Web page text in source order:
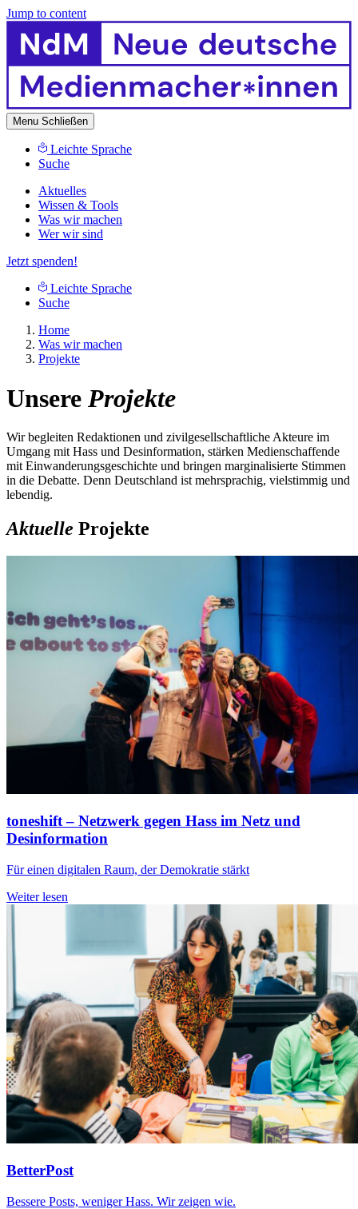
Jump to content
Menu Schließen
Leichte Sprache
Suche
Aktuelles
Wissen & Tools
Was wir machen
Wer wir sind
Jetzt spenden!
Leichte Sprache
Suche
Home
Was wir machen
Projekte
Unsere Projekte
Wir begleiten Redaktionen und zivilgesellschaftliche Akteure im
Umgang mit Hass und Desinformation, stärken Medienschaffende
mit Einwanderungsgeschichte und bringen marginalisierte Stimmen
in die Debatte. Denn Deutschland ist mehrsprachig, vielstimmig und
lebendig.
Aktuelle Projekte
toneshift – Netzwerk gegen Hass im Netz und
Desinformation
Für einen digitalen Raum, der Demokratie stärkt
Weiter lesen
BetterPost
Bessere Posts, weniger Hass. Wir zeigen wie.